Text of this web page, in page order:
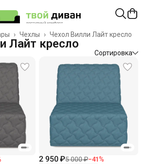
Чехол Вилли Лайт кресло
Чехлы ›
›
Лайт кресло
Сортировка
2 950 ₽5 000 ₽−41%